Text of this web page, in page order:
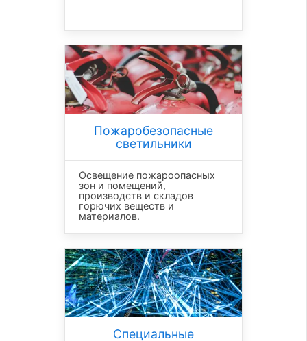
Пожаробезопасные
светильники
Освещение пожароопасных
зон и помещений,
производств и складов
горючих веществ и
материалов.
Специальные